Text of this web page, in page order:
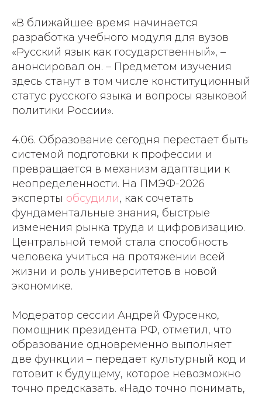
«В ближайшее время начинается
разработка учебного модуля для вузов
«Русский язык как государственный», –
анонсировал он. – Предметом изучения
здесь станут в том числе конституционный
статус русского языка и вопросы языковой
политики России».
4.06. Образование сегодня перестает быть
системой подготовки к профессии и
превращается в механизм адаптации к
неопределенности. На ПМЭФ-2026
эксперты обсудили, как сочетать
фундаментальные знания, быстрые
изменения рынка труда и цифровизацию.
Центральной темой стала способность
человека учиться на протяжении всей
жизни и роль университетов в новой
экономике.
Модератор сессии Андрей Фурсенко,
помощник президента РФ, отметил, что
образование одновременно выполняет
две функции – передает культурный код и
готовит к будущему, которое невозможно
точно предсказать. «Надо точно понимать,